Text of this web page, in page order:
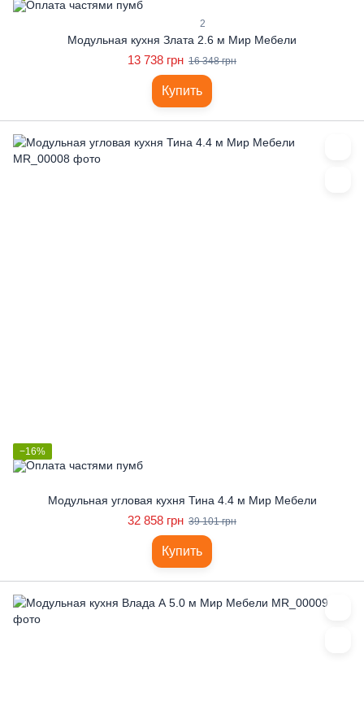
2
Модульная кухня Злата 2.6 м Мир Мебели
13 738 грн 16 348 грн
Купить
−16%
Модульная угловая кухня Тина 4.4 м Мир Мебели
32 858 грн 39 101 грн
Купить